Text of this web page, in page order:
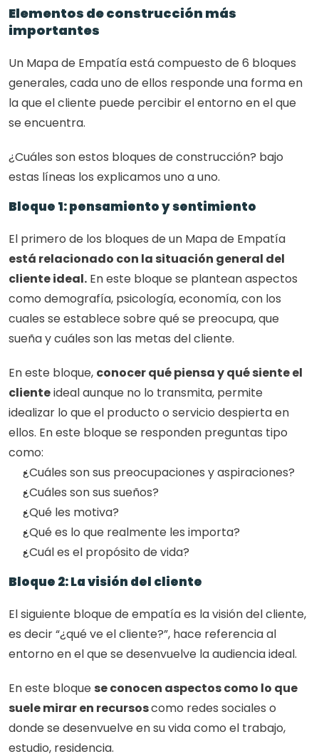
Elementos de construcción más
importantes
Un Mapa de Empatía está compuesto de 6 bloques
generales, cada uno de ellos responde una forma en
la que el cliente puede percibir el entorno en el que
se encuentra.
¿Cuáles son estos bloques de construcción? bajo
estas líneas los explicamos uno a uno.
Bloque 1: pensamiento y sentimiento
está relacionado con la situación general del
cliente ideal. En este bloque se plantean aspectos
como demografía, psicología, economía, con los
cuales se establece sobre qué se preocupa, que
sueña y cuáles son las metas del cliente.
En este bloque, conocer qué piensa y qué siente el
cliente ideal aunque no lo transmita, permite
idealizar lo que el producto o servicio despierta en
ellos. En este bloque se responden preguntas tipo
como:
¿Cuáles son sus preocupaciones y aspiraciones?
¿Cuáles son sus sueños?
¿Qué les motiva?
¿Qué es lo que realmente les importa?
¿Cuál es el propósito de vida?
Bloque 2: La visión del cliente
El siguiente bloque de empatía es la visión del cliente,
es decir “¿qué ve el cliente?”, hace referencia al
entorno en el que se desenvuelve la audiencia ideal.
En este bloque se conocen aspectos como lo que
suele mirar en recursos como redes sociales o
donde se desenvuelve en su vida como el trabajo,
estudio, residencia.